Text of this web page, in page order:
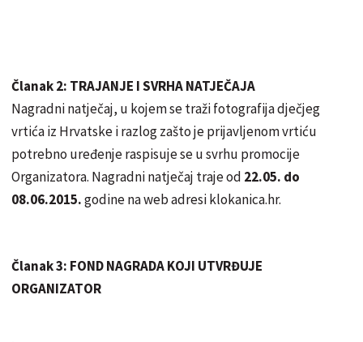
Članak 2: TRAJANJE I SVRHA NATJEČAJA
Nagradni natječaj, u kojem se traži fotografija dječjeg
vrtića iz Hrvatske i razlog zašto je prijavljenom vrtiću
potrebno uređenje raspisuje se u svrhu promocije
Organizatora. Nagradni natječaj traje od 22.05. do
08.06.2015.godine na web adresi klokanica.hr.
Članak 3: FOND NAGRADA KOJI UTVRĐUJE
ORGANIZATOR